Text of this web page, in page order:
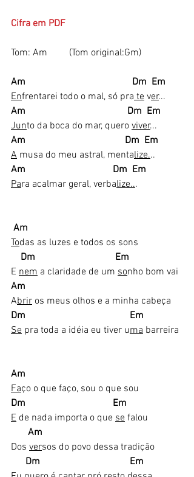
Cifra em PDF​​​
Tom: Am         (Tom original:Gm)
Am                                            Dm  Em
Enfrentarei todo o mal, só pra te ver...
Am                                          Dm  Em
Junto da boca do mar, quero viver...
Am                                         Dm  Em
A musa do meu astral, mentalize...
Am                                    Dm  Em
Para acalmar geral, verbalize...
Am
Todas as luzes e todos os sons
    Dm                                 Em
E nem a claridade de um sonho bom vai
Am
Abrir os meus olhos e a minha cabeça
Dm                                           Em
Se pra toda a idéia eu tiver uma barreira
Am
Faço o que faço, sou o que sou
Dm                                    Em
E de nada importa o que se falou
      Am
Dos versos do povo dessa tradição
Dm                                     Em